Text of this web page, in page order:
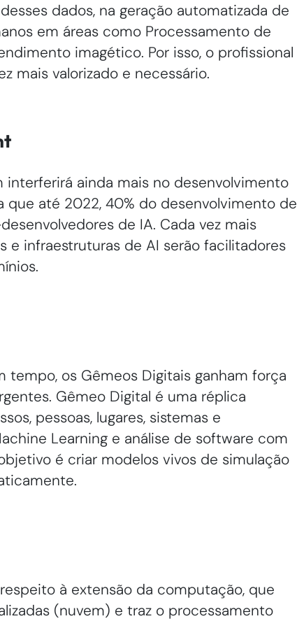
dados, na geração automatizada de
em áreas como Processamento de
imagético. Por isso, o profissional
mais valorizado e necessário.
ainda mais no desenvolvimento
que até 2022, 40% do desenvolvimento de
de IA. Cada vez mais
e infraestruturas de AI serão facilitadores
tempo, os Gêmeos Digitais ganham força
Gêmeo Digital é uma réplica
pessoas, lugares, sistemas e
Learning e análise de software com
é criar modelos vivos de simulação
à extensão da computação, que
(nuvem) e traz o processamento